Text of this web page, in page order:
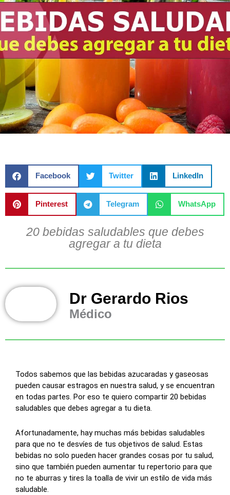
Facebook Twitter LinkedIn
Pinterest Telegram WhatsApp
20 bebidas saludables que debes
agregar a tu dieta
Dr Gerardo Rios
Médico
Todos sabemos que las bebidas azucaradas y gaseosas
pueden causar estragos en nuestra salud, y se encuentran
en todas partes. Por eso te quiero compartir 20 bebidas
saludables que debes agregar a tu dieta.
Afortunadamente, hay muchas más bebidas saludables
para que no te desvíes de tus objetivos de salud. Estas
bebidas no solo pueden hacer grandes cosas por tu salud,
sino que también pueden aumentar tu repertorio para que
no te aburras y tires la toalla de vivir un estilo de vida más
saludable.